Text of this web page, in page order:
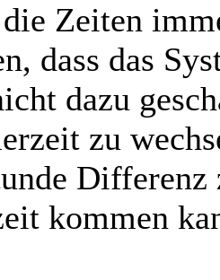
Zeiten
dass das
dazu
zu
kommen